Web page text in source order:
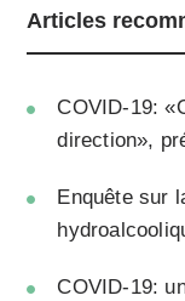
Articles
COVID-19:
direction»,
Enquête sur
COVID-19: